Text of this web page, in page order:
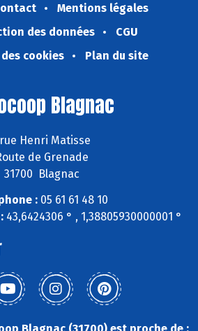
Mentions légales
des données
CGU
cookies
Plan du site
Blagnac
Henri Matisse
de Grenade
31700 Blagnac
: 05 61 61 48 10
43,6424306 ° , 1,38805930000001 °